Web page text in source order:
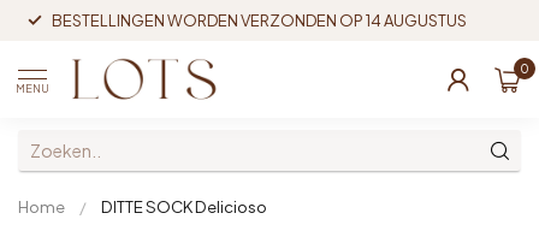
BESTELLINGEN WORDEN VERZONDEN OP 14 AUGUSTUS
MENU
0
Home / DITTE SOCK Delicioso